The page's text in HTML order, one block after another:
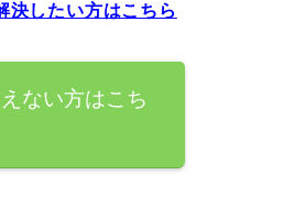
決したい方はこちら
ない方はこち